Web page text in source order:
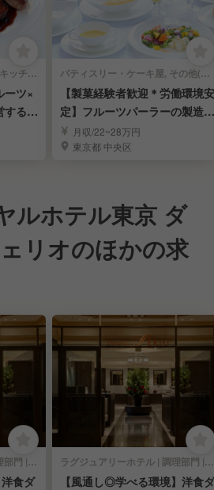
フレンチ, 洋食・西洋料理 | キッチンスタッフ
ーツ×
するレ
パティスリー・ケーキ屋, その他(料理ジャンル) | キッチンスタッフ
【製菓経験者歓迎＊労働環境安
定】フルーツパーラーの製造・
調理スタッフ募集
月収/22~28万円
東京都 中央区
ルホテル東京 ダ
リオのほかの求
ラグジュアリーホテル | 調理部門 | 料理長・料理長候補
食ダ
ラグジュアリーホテル | 調理部門 | 調理見習い・調理補助
【風通し◎学べる環境】洋食ダ